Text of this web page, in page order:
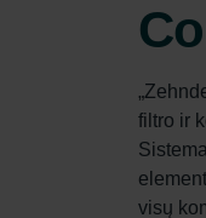
filtro ir
visų